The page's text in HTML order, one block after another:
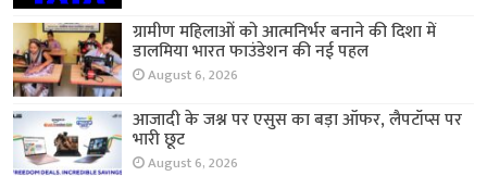
ग्रामीण महिलाओं को आत्मनिर्भर बनाने की दिशा में
डालमिया भारत फाउंडेशन की नई पहल
August 6, 2026
आजादी के जश्न पर एसुस का बड़ा ऑफर, लैपटॉप्स पर
भारी छूट
August 6, 2026